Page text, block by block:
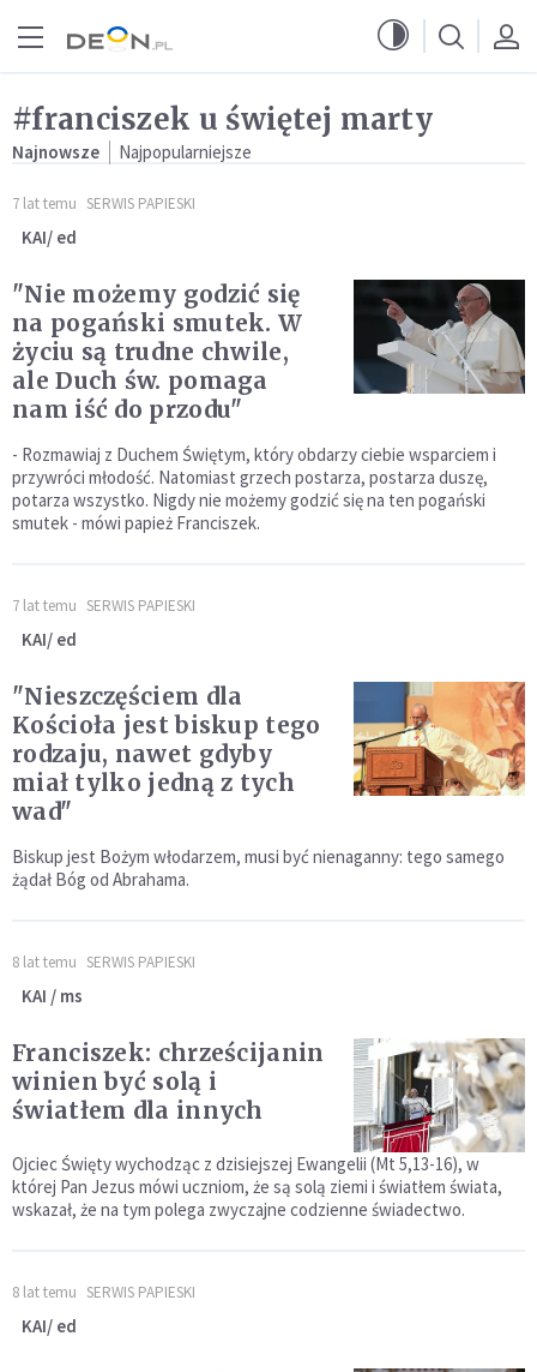
#franciszek u świętej marty
Najnowsze Najpopularniejsze
7 lat temu SERWIS PAPIESKI
KAI/ ed
"Nie możemy godzić się
na pogański smutek. W
życiu są trudne chwile,
ale Duch św. pomaga
nam iść do przodu"
- Rozmawiaj z Duchem Świętym, który obdarzy ciebie wsparciem i
przywróci młodość. Natomiast grzech postarza, postarza duszę,
potarza wszystko. Nigdy nie możemy godzić się na ten pogański
smutek - mówi papież Franciszek.
7 lat temu SERWIS PAPIESKI
KAI/ ed
"Nieszczęściem dla
Kościoła jest biskup tego
rodzaju, nawet gdyby
miał tylko jedną z tych
wad"
Biskup jest Bożym włodarzem, musi być nienaganny: tego samego
żądał Bóg od Abrahama.
8 lat temu SERWIS PAPIESKI
KAI / ms
Franciszek: chrześcijanin
winien być solą i
światłem dla innych
Ojciec Święty wychodząc z dzisiejszej Ewangelii (Mt 5,13-16), w
której Pan Jezus mówi uczniom, że są solą ziemi i światłem świata,
wskazał, że na tym polega zwyczajne codzienne świadectwo.
8 lat temu SERWIS PAPIESKI
KAI/ ed